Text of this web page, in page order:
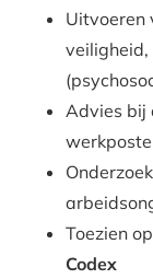
Uitvoeren
veiligheid,
Advies bij
Toezien
Codex